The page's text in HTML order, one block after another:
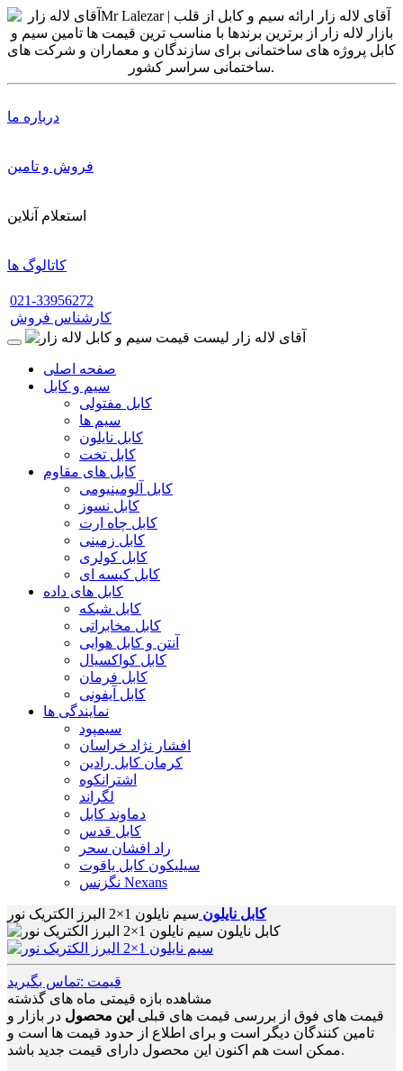
درباره ما
فروش و تامین
استعلام آنلاین
کاتالوگ ها
021-33956272
کارشناس فروش
صفحه اصلی
سیم و کابل
کابل مفتولی
سیم ها
کابل نایلون
کابل تخت
کابل های مقاوم
کابل آلومینیومی
کابل نسوز
کابل چاه ارت
کابل زمینی
کابل کولری
کابل کیسه ای
کابل های داده
کابل شبکه
کابل مخابراتی
آنتن و کابل هوایی
کابل کواکسیال
کابل فرمان
کابل آیفونی
نمایندگی ها
سیمپود
افشار نژاد خراسان
کرمان کابل رادین
اشترانکوه
لگراند
دماوند کابل
کابل قدس
راد افشان سحر
سیلیکون کابل یاقوت
نگزنس Nexans
کابل نایلون سیم نایلون 1×2 البرز الکتریک نور
قیمت :تماس بگیرید
مشاهده بازه قیمتی ماه های گذشته
قیمت های فوق از بررسی قیمت های قبلی این محصول در بازار و
تامین کنندگان دیگر است و برای اطلاع از حدود قیمت ها است و
ممکن است هم اکنون این محصول دارای قیمت جدید باشد.